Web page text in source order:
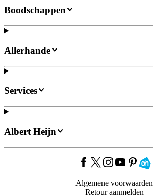
Boodschappen
Allerhande
Services
Albert Heijn
Algemene voorwaarden
Retour aanmelden